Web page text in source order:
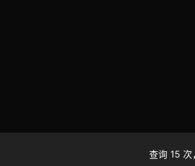
查询 15